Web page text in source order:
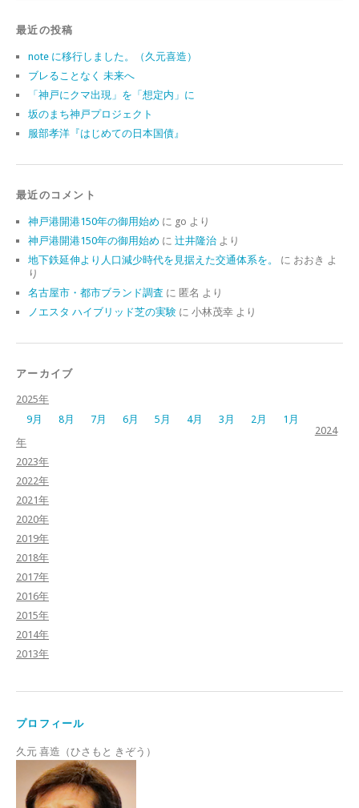
最近の投稿
note に移行しました。（久元喜造）
ブレることなく 未来へ
「神戸にクマ出現」を「想定内」に
坂のまち神戸プロジェクト
服部孝洋『はじめての日本国債』
最近のコメント
神戸港開港150年の御用始め に go より
神戸港開港150年の御用始め に 辻井隆治 より
地下鉄延伸より人口減少時代を見据えた交通体系を。
に おおき よ
り
名古屋市・都市ブランド調査 に 匿名 より
ノエスタ ハイブリッド芝の実験 に 小林茂幸 より
アーカイブ
2025年
9月
8月 7月 6月 5月 4月 3月 2月
1月
2024
年
2023年
2022年
2021年
2020年
2019年
2018年
2017年
2016年
2015年
2014年
2013年
プロフィール
久元 喜造（ひさもと きぞう）